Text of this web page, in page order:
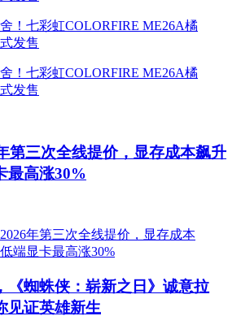
第三次全线提价，显存成本飙升
最高涨30%
《蜘蛛侠：崭新之日》诚意拉
见证英雄新生